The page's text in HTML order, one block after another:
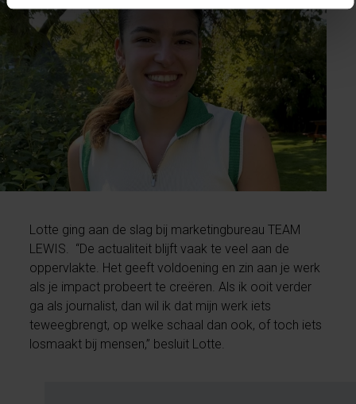
Lotte ging aan de slag bij marketingbureau TEAM
LEWIS. “De actualiteit blijft vaak te veel aan de
oppervlakte. Het geeft voldoening en zin aan je werk
als je impact probeert te creëren. Als ik ooit verder
ga als journalist, dan wil ik dat mijn werk iets
teweegbrengt, op welke schaal dan ook, of toch iets
losmaakt bij mensen,” besluit Lotte.